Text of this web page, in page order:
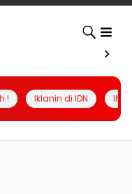
! Iklanin di IDN